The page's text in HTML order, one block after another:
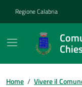
Regione Calabria
Home / Vivere il